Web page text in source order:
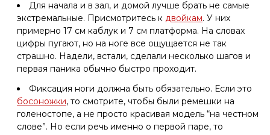
Для начала и в зал, и домой лучше брать не самые
экстремальные. Присмотритесь к двойкам. У них
примерно 17 см каблук и 7 см платформа. На словах
цифры пугают, но на ноге все ощущается не так
страшно. Надели, встали, сделали несколько шагов и
первая паника обычно быстро проходит.
Фиксация ноги должна быть обязательно. Если это
босоножки, то смотрите, чтобы были ремешки на
голеностопе, а не просто красивая модель “на честном
слове”. Но если речь именно о первой паре, то